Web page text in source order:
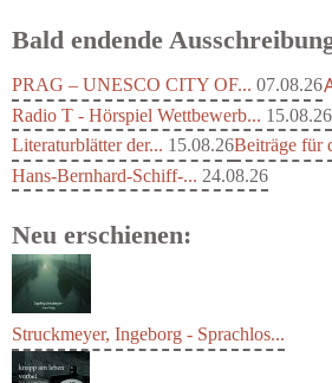
Bald endende
PRAG – UNESCO CITY OF... 07.08.26
Radio T - Hörspiel Wettbewerb... 15.08.26
Literaturblätter der... 15.08.26Beiträge für
Hans-Bernhard-Schiff-... 24.08.26
Neu erschienen:
Struckmeyer, Ingeborg - Sprachlos...